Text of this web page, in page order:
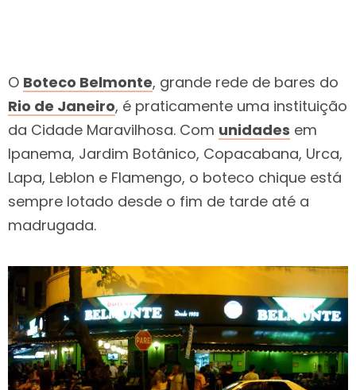
O Boteco Belmonte, grande rede de bares do
Rio de Janeiro, é praticamente uma instituição
da Cidade Maravilhosa. Com unidades em
Ipanema, Jardim Botânico, Copacabana, Urca,
Lapa, Leblon e Flamengo, o boteco chique está
sempre lotado desde o fim de tarde até a
madrugada.